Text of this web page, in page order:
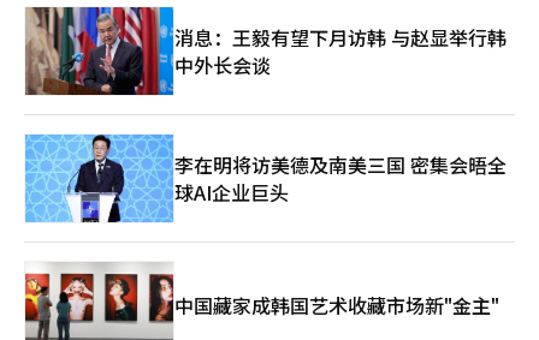
消息：王毅有望下月访韩 与赵显举行韩
中外长会谈
李在明将访美德及南美三国 密集会晤全
球AI企业巨头
中国藏家成韩国艺术收藏市场新"金主"